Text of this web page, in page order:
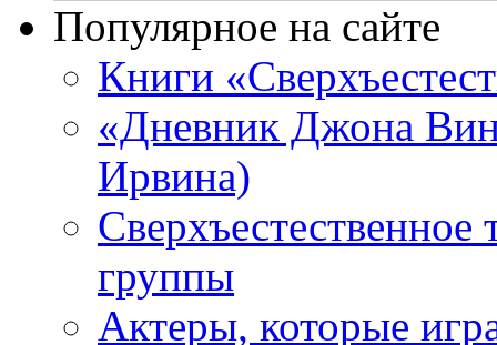
Популярное на сайте
Книги
«Дневник Джона
Ирвина)
Сверхъестественное
группы
Актеры, которые